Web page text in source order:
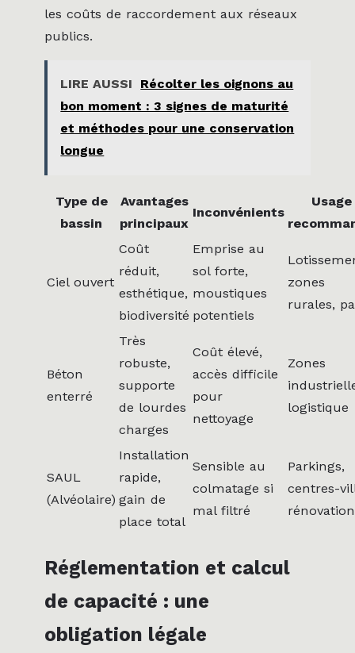
les coûts de raccordement aux réseaux
publics.
LIRE AUSSI
Récolter les oignons au
bon moment : 3 signes de maturité
et méthodes pour une conservation
longue
Type de
bassin
Avantages
principaux
Inconvénients
Usage
Ciel ouvert
Coût
réduit,
esthétique,
biodiversité
Emprise au
sol forte,
moustiques
potentiels
zones
rurales,
Béton
enterré
Très
robuste,
supporte
de lourdes
charges
Coût élevé,
accès difficile
pour
nettoyage
Zones
logistique
SAUL
(Alvéolaire)
Installation
rapide,
gain de
place total
Sensible au
colmatage si
mal filtré
Parkings,
centres-
rénovation
Réglementation et calcul
de capacité : une
obligation légale